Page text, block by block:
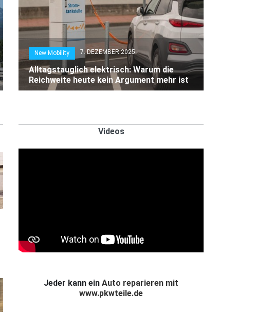
New Mobility 7. DEZEMBER 2025
Alltagstauglich elektrisch: Warum die
Reichweite heute kein Argument mehr ist
Videos
Jeder kann ein Auto reparieren mit
www.pkwteile.de